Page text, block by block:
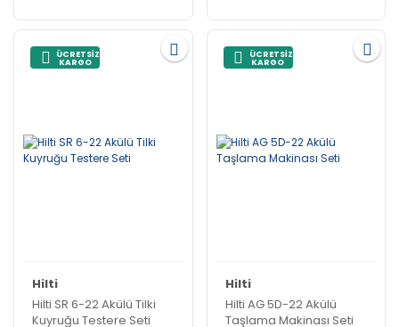
ÜCRETSİZ
KARGO
Hilti
Hilti SR 6-22 Akülü Tilki
Kuyruğu Testere Seti
ÜCRETSİZ
KARGO
Hilti
Hilti AG 5D-22 Akülü
Taşlama Makinası Seti